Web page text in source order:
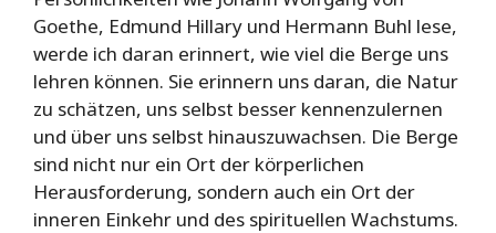
Goethe, Edmund Hillary und Hermann Buhl lese,
werde ich daran erinnert, wie viel die Berge uns
lehren können. Sie erinnern uns daran, die Natur
zu schätzen, uns selbst besser kennenzulernen
und über uns selbst hinauszuwachsen. Die Berge
sind nicht nur ein Ort der körperlichen
Herausforderung, sondern auch ein Ort der
inneren Einkehr und des spirituellen Wachstums.